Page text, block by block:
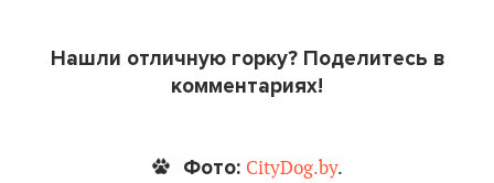
Нашли отличную горку? Поделитесь в
комментариях!
Фото: CityDog.by.